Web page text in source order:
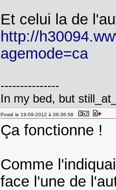
Et celui la de
http://
agemode=ca
---------------
In my bed, but
Posté le 19-09-2012 à 09:36:58
Ça fonctionne !
Comme
face l'une de